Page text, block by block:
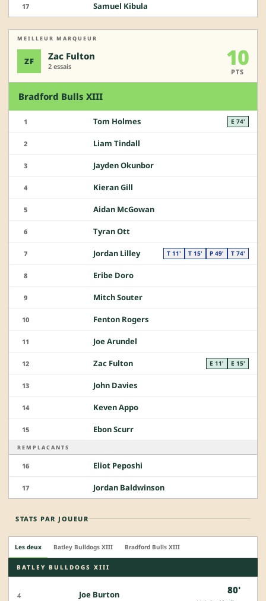
17 Samuel Kibula
MEILLEUR MARQUEUR
ZF Zac Fulton
2 essais 10
PTS
Bradford Bulls XIII
1 Tom Holmes E 74'
2 Liam Tindall
3 Jayden Okunbor
4 Kieran Gill
5 Aidan McGowan
6 Tyran Ott
7 Jordan Lilley T 11' T 15' P 49' T 74'
8 Eribe Doro
9 Mitch Souter
10 Fenton Rogers
11 Joe Arundel
12 Zac Fulton E 11' E 15'
13 John Davies
14 Keven Appo
15 Ebon Scurr
REMPLACANTS
16 Eliot Peposhi
17 Jordan Baldwinson
STATS PAR JOUEUR
Les deux Batley Bulldogs XIII Bradford Bulls XIII
BATLEY BULLDOGS XIII
4 Joe Burton 80'